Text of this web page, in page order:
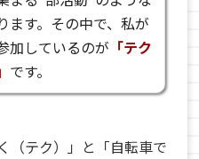
ます。その中で、私が
加しているのが 「テク
です。
（テク）」と「自転車で